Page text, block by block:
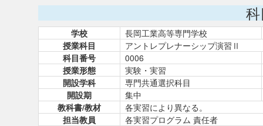
学校
長岡工業高等専門学校
授業科目
アントレプレナーシップ演習Ⅱ
科目番号
0006
授業形態
実験・実習
開設学科
専門共通選択科目
開設期
集中
教科書/教材
各実習により異なる。
担当教員
各実習プログラム 責任者